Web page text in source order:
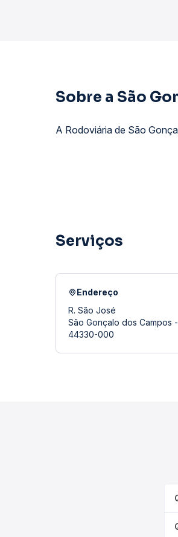
Sobre a São
A Rodoviária de São
Serviços
Endereço
R. São José
São Gonçalo dos Campos
44330-000